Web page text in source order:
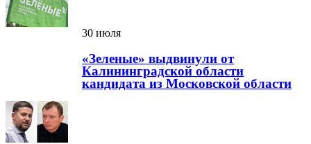
30 июля
«Зеленые» выдвинули от
Калининградской области
кандидата из Московской области